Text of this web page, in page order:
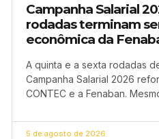
Campanha Salarial
rodadas terminam
econômica da
A quinta e a sexta rodadas
Campanha Salarial 2026
CONTEC e a Fenaban.
5 de agosto de 2026